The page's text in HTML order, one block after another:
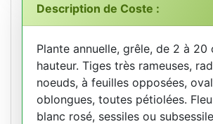
Description de Coste :
Plante annuelle, grêle, de 2 à 20
hauteur. Tiges très rameuses,
noeuds, à feuilles opposées,
oblongues, toutes pétiolées.
blanc rosé, sessiles ou